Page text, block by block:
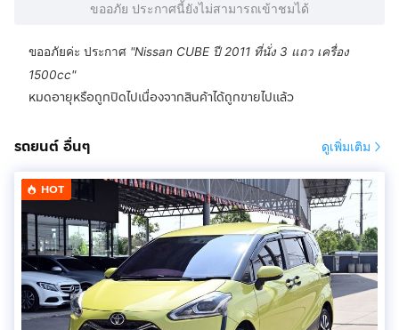
ขออภัย ประกาศนี้ยังไม่สามารถเข้าชมได้
ขออภัยค่ะ ประกาศ "Nissan CUBE ปี 2011 ที่นั่ง 3 แถว เครื่อง
1500cc"
หมดอายุหรือถูกปิดไปเนื่องจากสินค้าได้ถูกขายไปแล้ว
รถยนต์ อื่นๆ ดูเพิ่มเติม
HOT